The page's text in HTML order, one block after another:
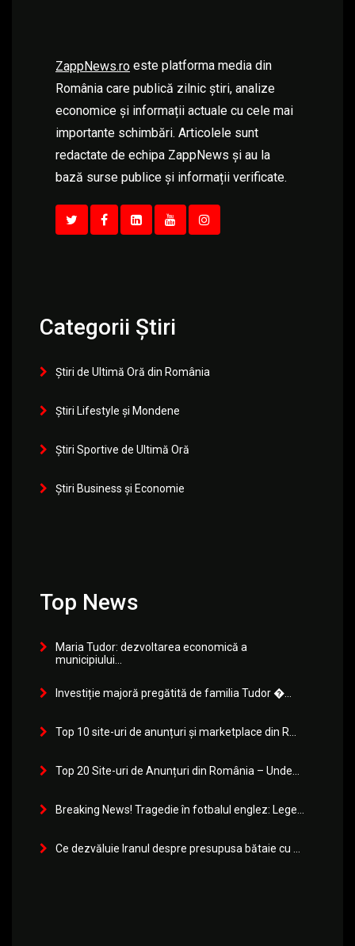
ZappNews.ro este platforma media din
România care publică zilnic știri, analize
economice și informații actuale cu cele mai
importante schimbări. Articolele sunt
redactate de echipa ZappNews și au la
bază surse publice și informații verificate.
Categorii Știri
Știri de Ultimă Oră din România
Știri Lifestyle și Mondene
Știri Sportive de Ultimă Oră
Știri Business și Economie
Top News
Maria Tudor: dezvoltarea economică a
municipiului...
Investiție majoră pregătită de familia Tudor �...
Top 10 site-uri de anunțuri și marketplace din R...
Top 20 Site-uri de Anunțuri din România – Unde...
Breaking News! Tragedie în fotbalul englez: Lege...
Ce dezvăluie Iranul despre presupusa bătaie cu ...